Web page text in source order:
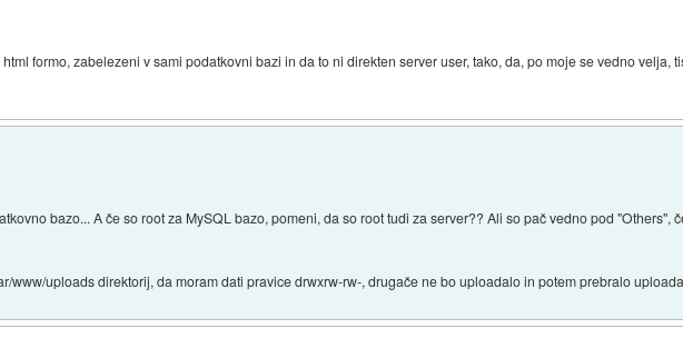
formo, zabelezeni v sami podatkovni bazi in da to ni direkten server user, tako, da, po moje se vedno velja,
bazo... A če so root za MySQL bazo, pomeni, da so root tudi za server?? Ali so pač vedno pod "Others",
www/uploads direktorij, da moram dati pravice drwxrw-rw-, drugače ne bo uploadalo in potem prebralo